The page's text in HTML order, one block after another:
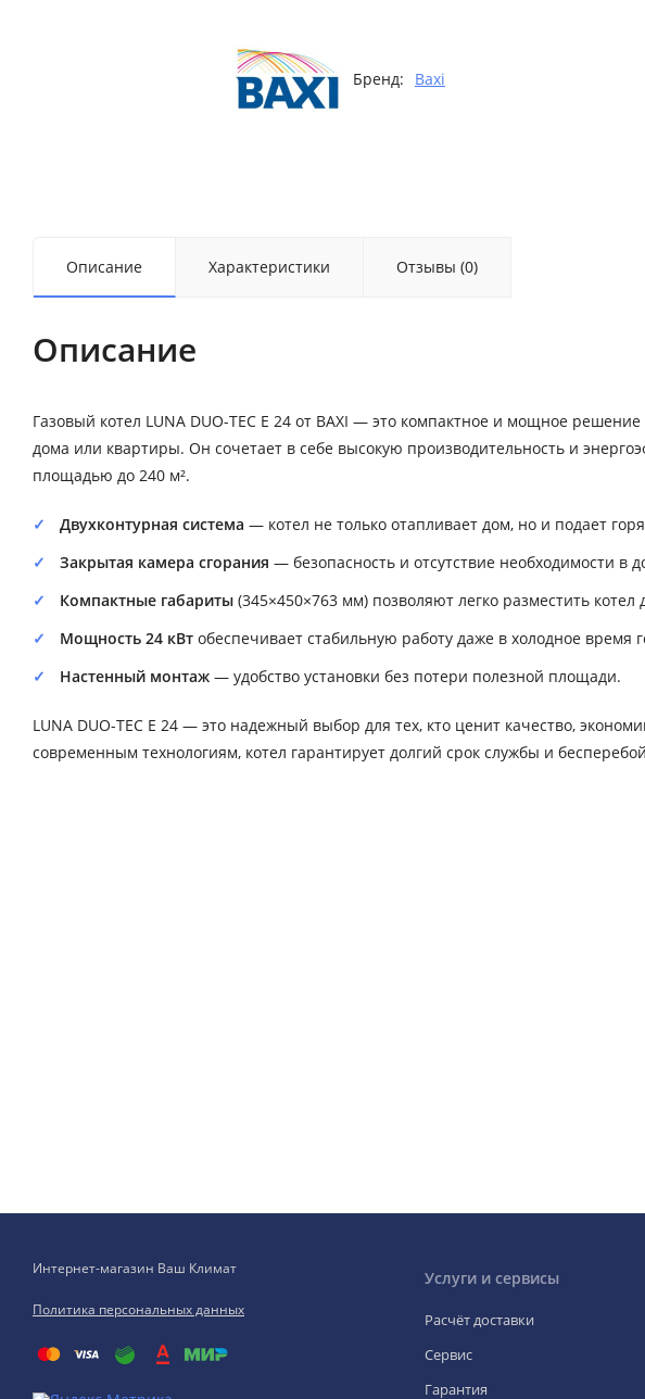
Бренд: Baxi
Описание Характеристики Отзывы (0)
Описание
Газовый котел LUNA DUO-TEC E 24 от BAXI — это компактное и мощное
дома или квартиры. Он сочетает в себе высокую производительность и
площадью до 240 м².
Двухконтурная система — котел не только отапливает дом, но и подает
Закрытая камера сгорания — безопасность и отсутствие необходимости в
Компактные габариты (345×450×763 мм) позволяют легко разместить
Мощность 24 кВт обеспечивает стабильную работу даже в холодное время
Настенный монтаж — удобство установки без потери полезной площади.
LUNA DUO-TEC E 24 — это надежный выбор для тех, кто ценит качество,
современным технологиям, котел гарантирует долгий срок службы и
Интернет-магазин Ваш Климат
Политика персональных данных
Услуги и сервисы
Расчёт доставки
Сервис
Гарантия